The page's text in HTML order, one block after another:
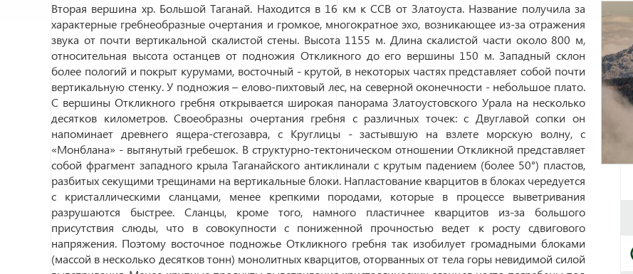
Вторая вершина хр. Большой Таганай. Находится в 16 км к ССВ от Златоуста. Название получила за
характерные гребнеобразные очертания и громкое, многократное эхо, возникающее из-за отражения
звука от почти вертикальной скалистой стены. Высота 1155 м. Длина скалистой части около 800 м,
относительная высота останцев от подножия Откликного до его вершины 150 м. Западный склон
более пологий и покрыт курумами, восточный - крутой, в некоторых частях представляет собой почти
вертикальную стенку. У подножия – елово-пихтовый лес, на северной оконечности - небольшое плато.
С вершины Откликного гребня открывается широкая панорама Златоустовского Урала на несколько
десятков километров. Своеобразны очертания гребня с различных точек: с Двуглавой сопки он
напоминает древнего ящера-стегозавра, с Круглицы - застывшую на взлете морскую волну, с
«Монблана» - вытянутый гребешок. В структурно-тектоническом отношении Откликной представляет
собой фрагмент западного крыла Таганайского антиклинали с крутым падением (более 50°) пластов,
разбитых секущими трещинами на вертикальные блоки. Напластование кварцитов в блоках чередуется
с кристаллическими сланцами, менее крепкими породами, которые в процессе выветривания
разрушаются быстрее. Сланцы, кроме того, намного пластичнее кварцитов из-за большого
присутствия слюды, что в совокупности с пониженной прочностью ведет к росту сдвигового
напряжения. Поэтому восточное подножье Откликного гребня так изобилует громадными блоками
(массой в несколько десятков тонн) монолитных кварцитов, оторванных от тела горы невидимой силой